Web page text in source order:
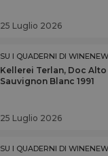
25 Luglio 2026
SU I QUADERNI DI
Kellerei Terlan, Doc
Sauvignon Blanc 1991
25 Luglio 2026
SU I QUADERNI DI